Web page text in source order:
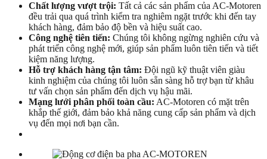
Chất lượng vượt trội: Tất cả các sản phẩm của AC-Motoren
đều trải qua quá trình kiểm tra nghiêm ngặt trước khi đến tay
khách hàng, đảm bảo độ bền và hiệu suất cao.
Công nghệ tiên tiến: Chúng tôi không ngừng nghiên cứu và
phát triển công nghệ mới, giúp sản phẩm luôn tiên tiến và tiết
kiệm năng lượng.
Hỗ trợ khách hàng tận tâm: Đội ngũ kỹ thuật viên giàu
kinh nghiệm của chúng tôi luôn sẵn sàng hỗ trợ bạn từ khâu
tư vấn chọn sản phẩm đến dịch vụ hậu mãi.
Mạng lưới phân phối toàn cầu: AC-Motoren có mặt trên
khắp thế giới, đảm bảo khả năng cung cấp sản phẩm và dịch
vụ đến mọi nơi bạn cần.